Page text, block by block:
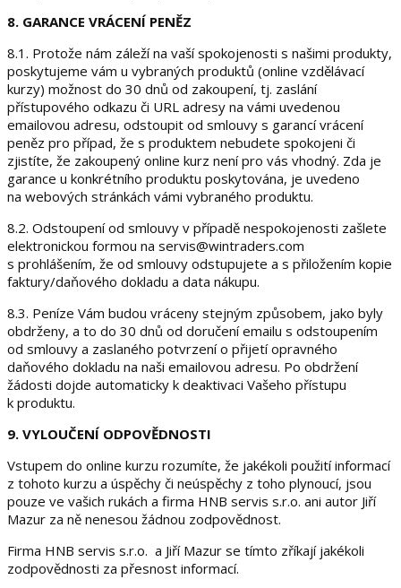
8. GARANCE VRÁCENÍ PENĚZ
8.1. Protože nám záleží na vaší spokojenosti s našimi produkty,
poskytujeme vám u vybraných produktů (online vzdělávací
kurzy) možnost do 30 dnů od zakoupení, tj. zaslání
přístupového odkazu či URL adresy na vámi uvedenou
emailovou adresu, odstoupit od smlouvy s garancí vrácení
peněz pro případ, že s produktem nebudete spokojeni či
zjistíte, že zakoupený online kurz není pro vás vhodný. Zda je
garance u konkrétního produktu poskytována, je uvedeno
na webových stránkách vámi vybraného produktu.
8.2. Odstoupení od smlouvy v případě nespokojenosti zašlete
elektronickou formou na servis@wintraders.com
s prohlášením, že od smlouvy odstupujete a s přiložením kopie
faktury/daňového dokladu a data nákupu.
8.3. Peníze Vám budou vráceny stejným způsobem, jako byly
obdrženy, a to do 30 dnů od doručení emailu s odstoupením
od smlouvy a zaslaného potvrzení o přijetí opravného
daňového dokladu na naši emailovou adresu. Po obdržení
žádosti dojde automaticky k deaktivaci Vašeho přístupu
k produktu.
9. VYLOUČENÍ ODPOVĚDNOSTI
Vstupem do online kurzu rozumíte, že jakékoli použití informací
z tohoto kurzu a úspěchy či neúspěchy z toho plynoucí, jsou
pouze ve vašich rukách a firma HNB servis s.r.o. ani autor Jiří
Mazur za ně nenesou žádnou zodpovědnost.
Firma HNB servis s.r.o. a Jiří Mazur se tímto zříkají jakékoli
zodpovědnosti za přesnost informací.